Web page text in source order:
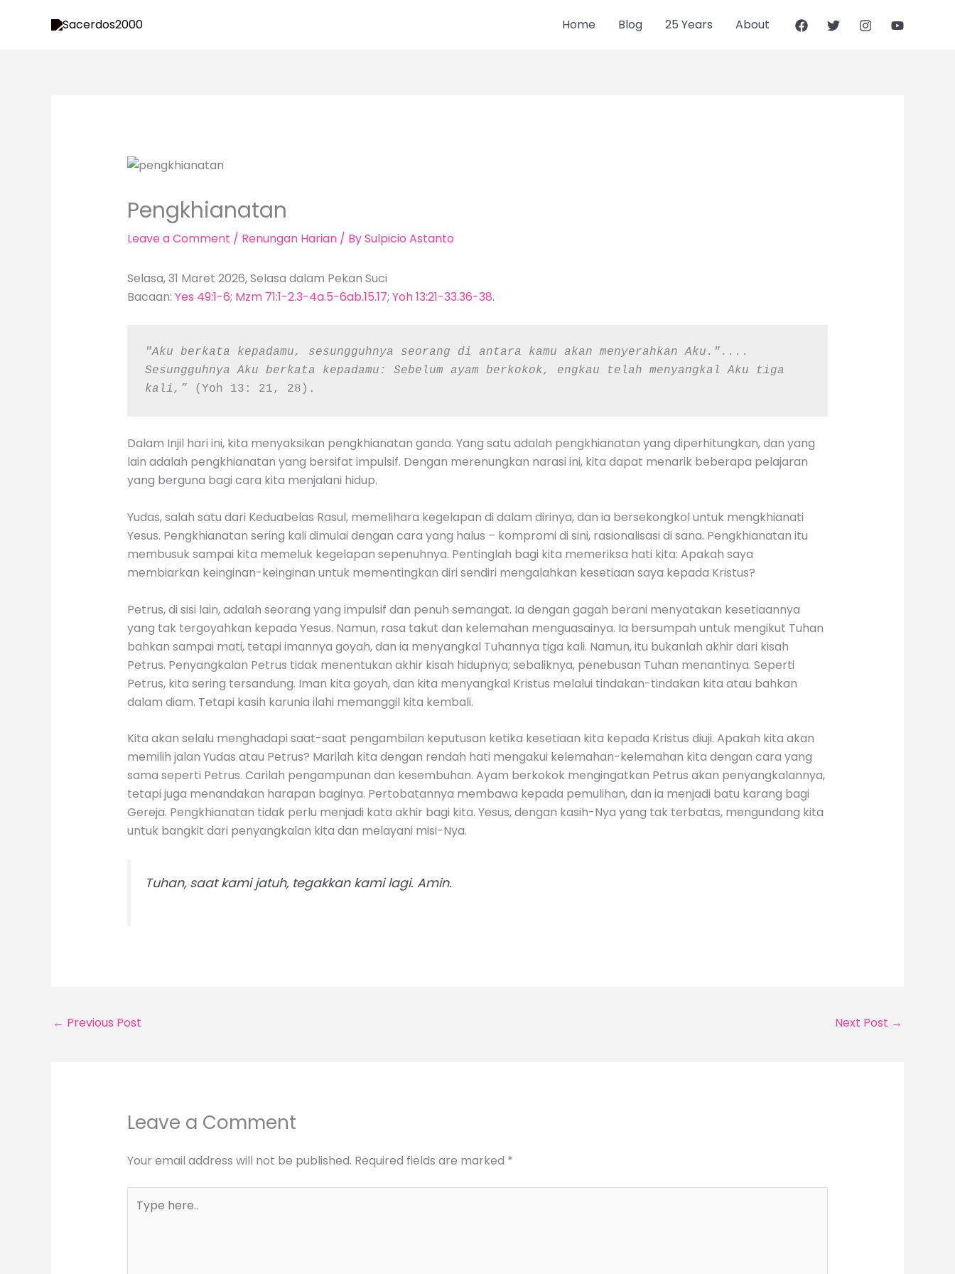
Home Blog 25 Years About
Pengkhianatan
Leave a Comment / Renungan Harian/ BySulpicio Astanto
Selasa, 31 Maret 2026, Selasa dalam Pekan Suci
Bacaan: Yes 49:1-6; Mzm 71:1-2.3-4a.5-6ab.15.17; Yoh 13:21-33.36-38.
"Aku berkata kepadamu, sesungguhnya seorang di antara kamu akan menyerahkan Aku."....
Sesungguhnya Aku berkata kepadamu: Sebelum ayam berkokok, engkau telah menyangkal Aku tiga
kali,” (Yoh 13: 21, 28).
Dalam Injil hari ini, kita menyaksikan pengkhianatan ganda. Yang satu adalah pengkhianatan yang diperhitungkan, dan yang
lain adalah pengkhianatan yang bersifat impulsif. Dengan merenungkan narasi ini, kita dapat menarik beberapa pelajaran
yang berguna bagi cara kita menjalani hidup.
Yudas, salah satu dari Keduabelas Rasul, memelihara kegelapan di dalam dirinya, dan ia bersekongkol untuk mengkhianati
Yesus. Pengkhianatan sering kali dimulai dengan cara yang halus – kompromi di sini, rasionalisasi di sana. Pengkhianatan itu
membusuk sampai kita memeluk kegelapan sepenuhnya. Pentinglah bagi kita memeriksa hati kita: Apakah saya
membiarkan keinginan-keinginan untuk mementingkan diri sendiri mengalahkan kesetiaan saya kepada Kristus?
Petrus, di sisi lain, adalah seorang yang impulsif dan penuh semangat. Ia dengan gagah berani menyatakan kesetiaannya
yang tak tergoyahkan kepada Yesus. Namun, rasa takut dan kelemahan menguasainya. Ia bersumpah untuk mengikut Tuhan
bahkan sampai mati, tetapi imannya goyah, dan ia menyangkal Tuhannya tiga kali. Namun, itu bukanlah akhir dari kisah
Petrus. Penyangkalan Petrus tidak menentukan akhir kisah hidupnya; sebaliknya, penebusan Tuhan menantinya. Seperti
Petrus, kita sering tersandung. Iman kita goyah, dan kita menyangkal Kristus melalui tindakan-tindakan kita atau bahkan
dalam diam. Tetapi kasih karunia ilahi memanggil kita kembali.
Kita akan selalu menghadapi saat-saat pengambilan keputusan ketika kesetiaan kita kepada Kristus diuji. Apakah kita akan
memilih jalan Yudas atau Petrus? Marilah kita dengan rendah hati mengakui kelemahan-kelemahan kita dengan cara yang
sama seperti Petrus. Carilah pengampunan dan kesembuhan. Ayam berkokok mengingatkan Petrus akan penyangkalannya,
tetapi juga menandakan harapan baginya. Pertobatannya membawa kepada pemulihan, dan ia menjadi batu karang bagi
Gereja. Pengkhianatan tidak perlu menjadi kata akhir bagi kita. Yesus, dengan kasih-Nya yang tak terbatas, mengundang kita
untuk bangkit dari penyangkalan kita dan melayani misi-Nya.
Tuhan, saat kami jatuh, tegakkan kami lagi. Amin.
← Previous Post Next Post →
Leave a Comment
Your email address will not be published. Required fields are marked *
here..